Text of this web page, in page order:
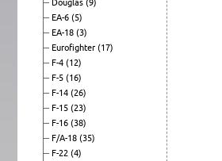
Douglas (9)
EA-6 (5)
EA-18 (3)
Eurofighter (17)
F-4 (12)
F-5 (16)
F-14 (26)
F-15 (23)
F-16 (38)
F/A-18 (35)
F-22 (4)